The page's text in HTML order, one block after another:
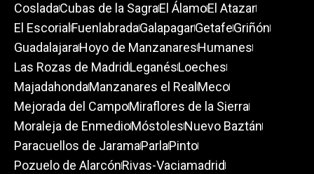
CosladaCubas de la SagraEl ÁlamoEl Atazar
El Escorial FuenlabradaGalapagarGetafeGriñón
GuadalajaraHoyo de ManzanaresHumanes
Las Rozas de MadridLeganésLoeches
MajadahondaManzanares el Real Meco
Mejorada del CampoMiraflores de la Sierra
Moraleja de EnmedioMóstolesNuevo Baztán
Paracuellos de JaramaParlaPinto
Pozuelo de AlarcónRivas-Vaciamadrid